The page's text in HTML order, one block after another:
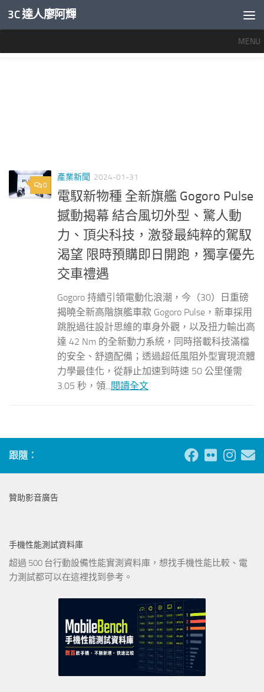
內文下方
3C 達人廖阿輝
MENU
0
產業新聞 2024-01-31
電馭新物種 全新旗艦 Gogoro Pulse
撼動揭幕 結合風切外型、驚人動
力、頂尖科技，激發最純粹的駕馭
渴望 限時預購即日開跑，獨享優先
交車禮遇
Gogoro 持續引領電動化浪潮，今（30）日重磅
揭曉全新高階旗艦車款 Gogoro Pulse，新車採用
跳脫過往設計思維的車身外觀，以及扭力輸出高
達 42 Nm 的全新動力系統，同時搭載科技滿檔
的安全、舒適配備；透過超低風阻外型實現流體
力學最佳化，從靜止加速到時速 50 公里僅需
3.05 秒，領...閱讀全文
跟隨：
贊助影音廣告
手機性能測試資料庫
超過 500 台行動設備性能實測資料庫，想找手機性能比較、電
力測試都可以在這裡找到參考。